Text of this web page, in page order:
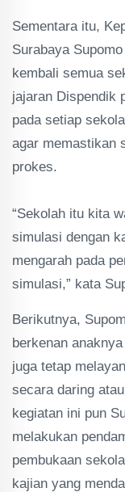
Sementara itu,
Surabaya
kembali semua
jajaran Dispendik
pada setiap
agar memastikan
prokes.
“Sekolah itu kita
simulasi dengan
mengarah pada
simulasi,” kata
Berikutnya,
berkenan
juga tetap
secara daring
kegiatan ini pun
melakukan
pembukaan
kajian yang